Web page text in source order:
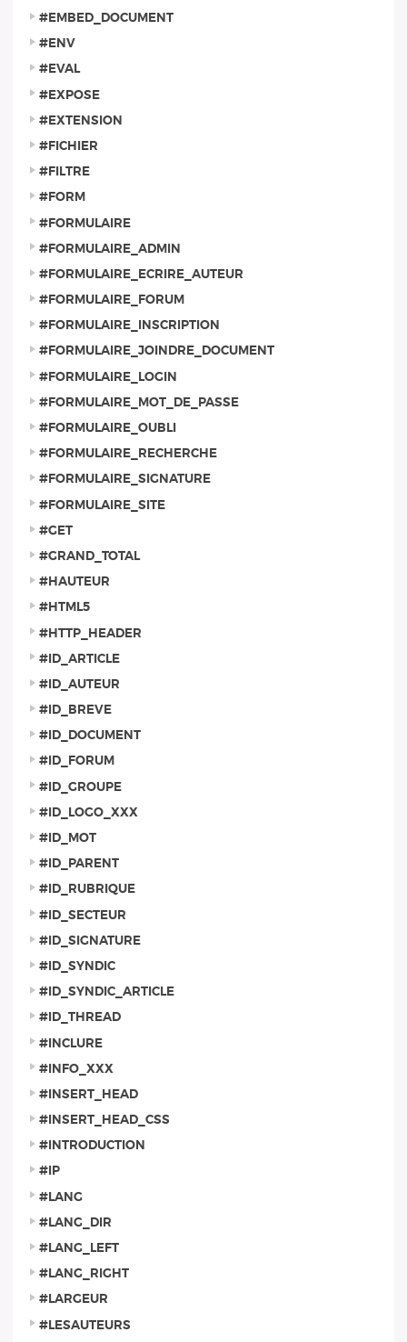
#EMBED_DOCUMENT
#ENV
#EVAL
#EXPOSE
#EXTENSION
#FICHIER
#FILTRE
#FORM
#FORMULAIRE
#FORMULAIRE_ADMIN
#FORMULAIRE_ECRIRE_AUTEUR
#FORMULAIRE_FORUM
#FORMULAIRE_INSCRIPTION
#FORMULAIRE_JOINDRE_DOCUMENT
#FORMULAIRE_LOGIN
#FORMULAIRE_MOT_DE_PASSE
#FORMULAIRE_OUBLI
#FORMULAIRE_RECHERCHE
#FORMULAIRE_SIGNATURE
#FORMULAIRE_SITE
#GET
#GRAND_TOTAL
#HAUTEUR
#HTML5
#HTTP_HEADER
#ID_ARTICLE
#ID_AUTEUR
#ID_BREVE
#ID_DOCUMENT
#ID_FORUM
#ID_GROUPE
#ID_LOGO_XXX
#ID_MOT
#ID_PARENT
#ID_RUBRIQUE
#ID_SECTEUR
#ID_SIGNATURE
#ID_SYNDIC
#ID_SYNDIC_ARTICLE
#ID_THREAD
#INCLURE
#INFO_XXX
#INSERT_HEAD
#INSERT_HEAD_CSS
#INTRODUCTION
#IP
#LANG
#LANG_DIR
#LANG_LEFT
#LANG_RIGHT
#LARGEUR
#LESAUTEURS